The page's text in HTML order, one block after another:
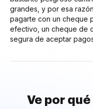
grandes, y por esa
pagarte con un cheque
efectivo, un cheque de
segura de aceptar
Ve por